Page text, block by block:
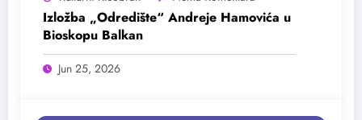
Izložba „Odredište“ Andreje Hamovića u
Bioskopu Balkan
Jun 25, 2026